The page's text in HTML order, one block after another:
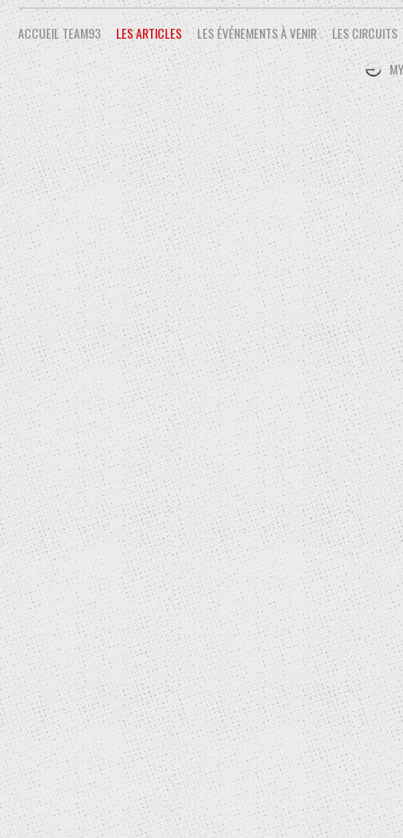
ACCUEIL TEAM93 LES ARTICLES LES ÉVÉNEMENTS À VENIR
LES CIRCUITS